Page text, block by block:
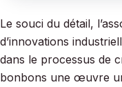
Le souci du détail,
d’innovations
dans le processus de
bonbons une œuvre